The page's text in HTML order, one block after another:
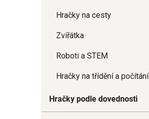
Hračky na cesty
Zvířátka
Roboti a STEM
Hračky na třídění a počítání
Hračky podle dovednosti